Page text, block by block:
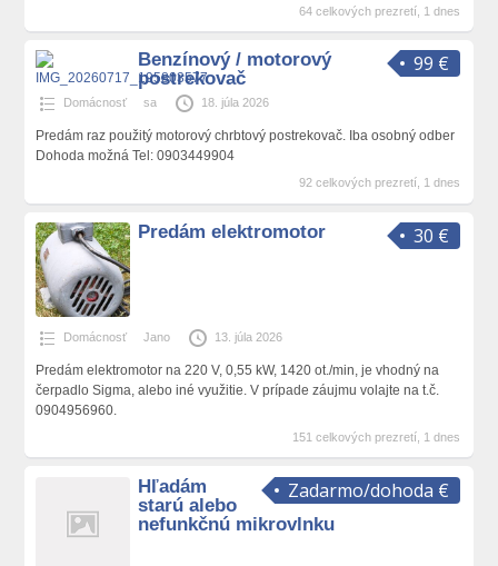
64 celkových prezretí, 1 dnes
99 €
Benzínový / motorový
postrekovač
Domácnosť sa 18. júla 2026
Predám raz použitý motorový chrbtový postrekovač. Iba osobný odber
Dohoda možná Tel: 0903449904
92 celkových prezretí, 1 dnes
30 €
Predám elektromotor
Domácnosť Jano 13. júla 2026
Predám elektromotor na 220 V, 0,55 kW, 1420 ot./min, je vhodný na
čerpadlo Sigma, alebo iné využitie. V prípade záujmu volajte na t.č.
0904956960.
151 celkových prezretí, 1 dnes
Zadarmo/dohoda €
Hľadám
starú alebo
nefunkčnú mikrovlnku